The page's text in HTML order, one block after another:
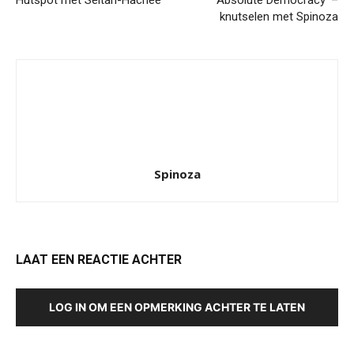
knutselen met Spinoza
Spinoza
LAAT EEN REACTIE ACHTER
LOG IN OM EEN OPMERKING ACHTER TE LATEN